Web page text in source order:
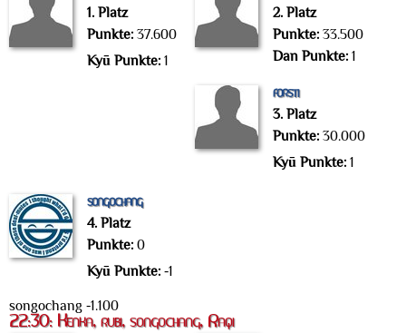
1. Platz
Punkte: 37.600
Kyū Punkte: 1
2. Platz
Punkte: 33.500
Dan Punkte: 1
forsti
3. Platz
Punkte: 30.000
Kyū Punkte: 1
songochang
4. Platz
Punkte: 0
Kyū Punkte: -1
songochang -1.100
22:30: Kenka, rubi, songochang, Raqi